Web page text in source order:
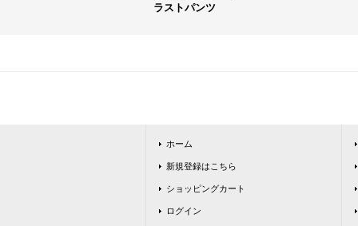
ラストパンツ
ホーム
新規登録はこちら
ショッピングカート
ログイン